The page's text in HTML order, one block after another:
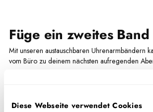
Diese Webseite verwendet Cookies
Füge ein zweites Band
Mit unseren austauschbaren Uhrenarmbändern
vom Büro zu deinem nächsten aufregenden